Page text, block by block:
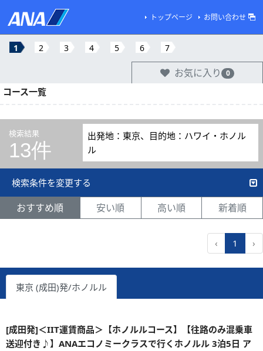
トップページ お問い合わせ
1 2 3 4 5 6 7
お気に入り 0
コース一覧
検索結果
13件
出発地：東京、目的地：ハワイ・ホノル
ル
検索条件を変更する
おすすめ順 安い順 高い順 新着順
‹ 1 ›
東京 (成田)発/ホノルル
[成田発]＜IIT運賃商品＞【ホノルルコース】【往路のみ混乗車
送迎付き♪】ANAエコノミークラスで行くホノルル 3泊5日 ア